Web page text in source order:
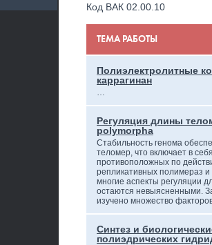
Код ВАК 02.00.10
ТЕМА РАБОТЫ
Полиэлектролитные
каррагинан
…
Регуляция длины
polymorpha
Стабильность генома
теломер, что включает в
противоположных по
репликативных полимераз
многие аспекты регуляции
остаются невыясненными.
изучено множество
Синтез и
полиэдрических